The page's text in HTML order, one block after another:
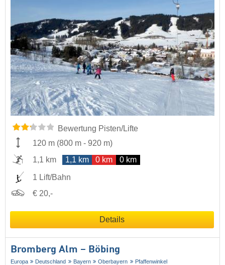
Bewertung Pisten/Lifte
120 m (800 m - 920 m)
1,1 km
1,1 km 0 km 0 km
1 Lift/Bahn
€ 20,-
Details
Bromberg Alm – Böbing
Europa Deutschland Bayern Oberbayern Pfaffenwinkel